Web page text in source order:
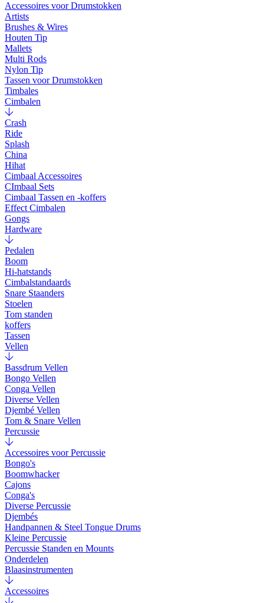
Accessoires voor Drumstokken
Artists
Brushes & Wires
Houten Tip
Mallets
Multi Rods
Nylon Tip
Tassen voor Drumstokken
Timbales
Cimbalen
Crash
Ride
Splash
China
Hihat
Cimbaal Accessoires
CImbaal Sets
Cimbaal Tassen en -koffers
Effect Cimbalen
Gongs
Hardware
Pedalen
Boom
Hi-hatstands
Cimbalstandaards
Snare Staanders
Stoelen
Tom standen
koffers
Tassen
Vellen
Bassdrum Vellen
Bongo Vellen
Conga Vellen
Diverse Vellen
Djembé Vellen
Tom & Snare Vellen
Percussie
Accessoires voor Percussie
Bongo's
Boomwhacker
Cajons
Conga's
Diverse Percussie
Djembés
Handpannen & Steel Tongue Drums
Kleine Percussie
Percussie Standen en Mounts
Onderdelen
Blaasinstrumenten
Accessoires